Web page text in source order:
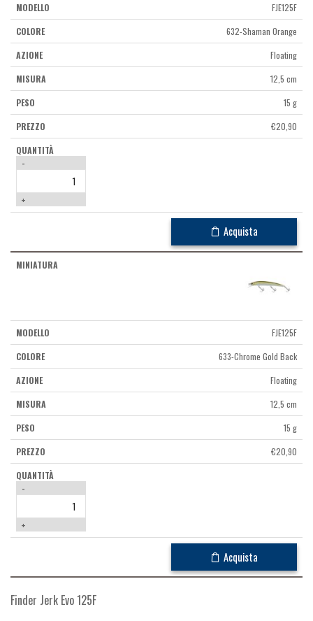
FJE125F
632-Shaman Orange
Floating
12,5 cm
15 g
€20,90
-
+
Acquista
FJE125F
633-Chrome Gold Back
Floating
12,5 cm
15 g
€20,90
-
+
Acquista
Finder Jerk Evo 125F